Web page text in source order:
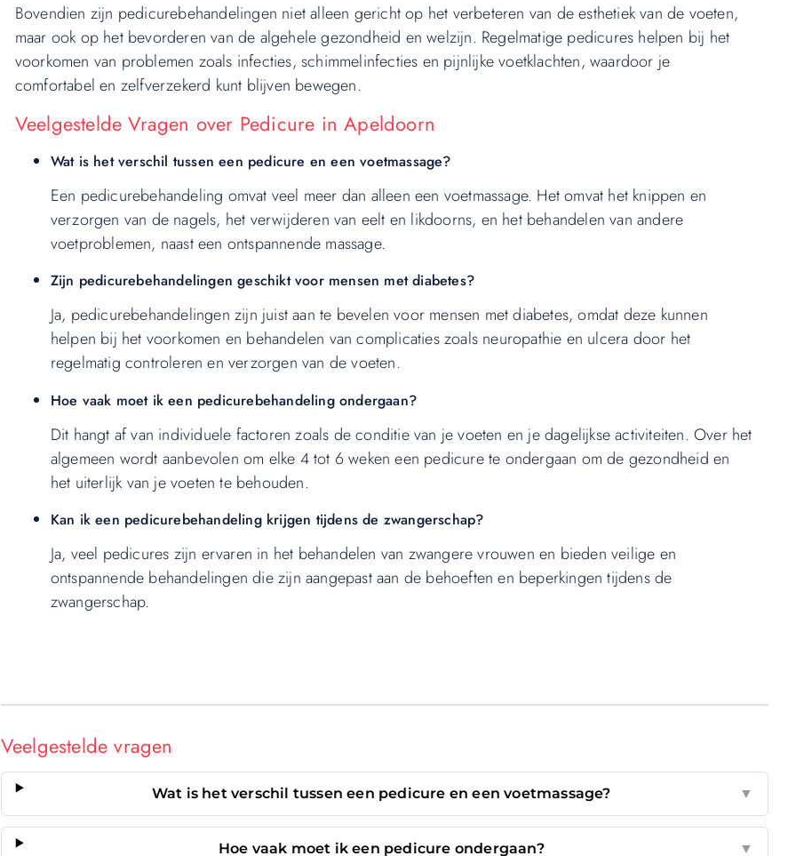
Bovendien zijn pedicurebehandelingen niet alleen gericht op het verbeteren van de esthetiek van de voeten,
maar ook op het bevorderen van de algehele gezondheid en welzijn. Regelmatige pedicures helpen bij het
voorkomen van problemen zoals infecties, schimmelinfecties en pijnlijke voetklachten, waardoor je
comfortabel en zelfverzekerd kunt blijven bewegen.
Veelgestelde Vragen over Pedicure in Apeldoorn
Wat is het verschil tussen een pedicure en een voetmassage?
Een pedicurebehandeling omvat veel meer dan alleen een voetmassage. Het omvat het knippen en
verzorgen van de nagels, het verwijderen van eelt en likdoorns, en het behandelen van andere
voetproblemen, naast een ontspannende massage.
Zijn pedicurebehandelingen geschikt voor mensen met diabetes?
Ja, pedicurebehandelingen zijn juist aan te bevelen voor mensen met diabetes, omdat deze kunnen
helpen bij het voorkomen en behandelen van complicaties zoals neuropathie en ulcera door het
regelmatig controleren en verzorgen van de voeten.
Hoe vaak moet ik een pedicurebehandeling ondergaan?
Dit hangt af van individuele factoren zoals de conditie van je voeten en je dagelijkse activiteiten. Over het
algemeen wordt aanbevolen om elke 4 tot 6 weken een pedicure te ondergaan om de gezondheid en
het uiterlijk van je voeten te behouden.
Kan ik een pedicurebehandeling krijgen tijdens de zwangerschap?
Ja, veel pedicures zijn ervaren in het behandelen van zwangere vrouwen en bieden veilige en
ontspannende behandelingen die zijn aangepast aan de behoeften en beperkingen tijdens de
zwangerschap.
Veelgestelde vragen
Wat is het verschil tussen een pedicure en een voetmassage? ▼
Hoe vaak moet ik een pedicure ondergaan? ▼